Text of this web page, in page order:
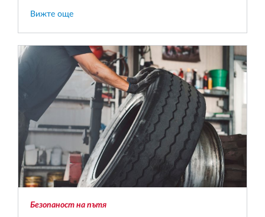
Вижте още
Безопаност на пътя